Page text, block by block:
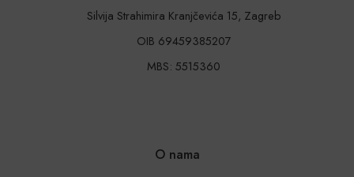
Silvija Strahimira Kranjčevića 15, Zagreb
OIB 69459385207
MBS: 5515360
O nama